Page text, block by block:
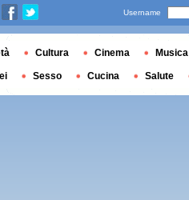
Username
Cultura Cinema Musica
Sesso Cucina Salute